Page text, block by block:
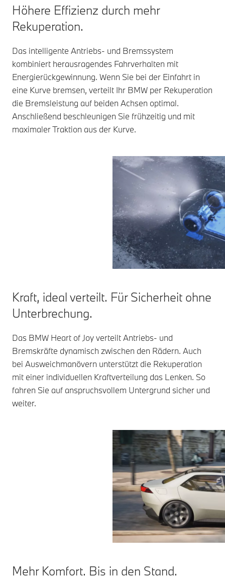
Höhere Effizienz durch mehr
Rekuperation.
Das intelligente Antriebs- und Bremssystem
kombiniert herausragendes Fahrverhalten mit
Energierückgewinnung. Wenn Sie bei der Einfahrt in
eine Kurve bremsen, verteilt Ihr BMW per Rekuperation
die Bremsleistung auf beiden Achsen optimal.
Anschließend beschleunigen Sie frühzeitig und mit
maximaler Traktion aus der Kurve.
Kraft, ideal verteilt. Für Sicherheit ohne
Unterbrechung.
Das BMW Heart of Joy verteilt Antriebs- und
Bremskräfte dynamisch zwischen den Rädern. Auch
bei Ausweichmanövern unterstützt die Rekuperation
mit einer individuellen Kraftverteilung das Lenken. So
fahren Sie auf anspruchsvollem Untergrund sicher und
weiter.
Mehr Komfort. Bis in den Stand.